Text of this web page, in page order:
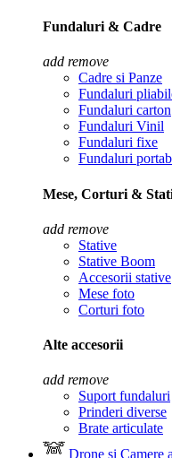
Fundaluri & Cadre
add remove
Cadre si Panze
Fundaluri
Fundaluri carton
Fundaluri Vinil
Fundaluri fixe
Fundaluri
Mese, Corturi &
add remove
Stative
Stative Boom
Accesorii stative
Mese foto
Corturi foto
Alte accesorii
add remove
Suport fundaluri
Prinderi diverse
Brate articulate
Drone si Camere